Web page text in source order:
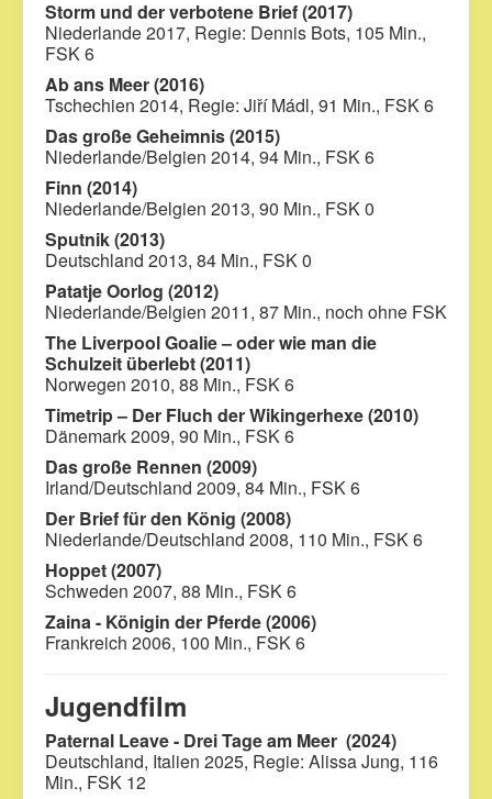
Storm und der verbotene Brief (2017)
Niederlande 2017, Regie: Dennis Bots, 105 Min.,
FSK 6
Ab ans Meer (2016)
Tschechien 2014, Regie: Jiří Mádl, 91 Min., FSK 6
Das große Geheimnis (2015)
Niederlande/Belgien 2014, 94 Min., FSK 6
Finn (2014)
Niederlande/Belgien 2013, 90 Min., FSK 0
Sputnik (2013)
Deutschland 2013, 84 Min., FSK 0
Patatje Oorlog (2012)
Niederlande/Belgien 2011, 87 Min., noch ohne FSK
The Liverpool Goalie – oder wie man die
Schulzeit überlebt (2011)
Norwegen 2010, 88 Min., FSK 6
Timetrip – Der Fluch der Wikingerhexe (2010)
Dänemark 2009, 90 Min., FSK 6
Das große Rennen (2009)
Irland/Deutschland 2009, 84 Min., FSK 6
Der Brief für den König (2008)
Niederlande/Deutschland 2008, 110 Min., FSK 6
Hoppet (2007)
Schweden 2007, 88 Min., FSK 6
Zaina - Königin der Pferde (2006)
Frankreich 2006, 100 Min., FSK 6
Jugendfilm
Paternal Leave - Drei Tage am Meer (2024)
Deutschland, Italien 2025, Regie: Alissa Jung, 116
Min., FSK 12